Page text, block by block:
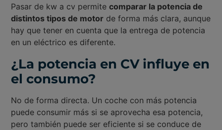
Pasar de kw a cv permitecomparar la potencia de
distintos tipos de motor de forma más clara, aunque
hay que tener en cuenta que la entrega de potencia
en un eléctrico es diferente.
¿La potencia en CV influye en
el consumo?
No de forma directa. Un coche con más potencia
puede consumir más si se aprovecha esa potencia,
pero también puede ser eficiente si se conduce de